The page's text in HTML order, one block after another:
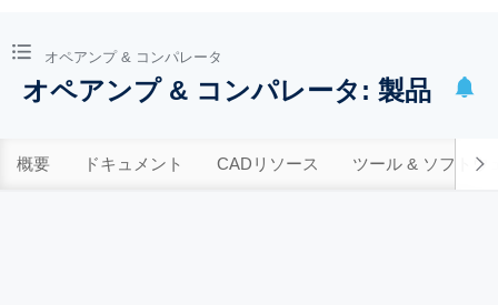
BOOKMARK
Please log into show your saved searches.
オペアンプ & コンパレータ
オペアンプ & コンパレータ: 製品
概要 ドキュメント CADリソース ツール & ソフトウ